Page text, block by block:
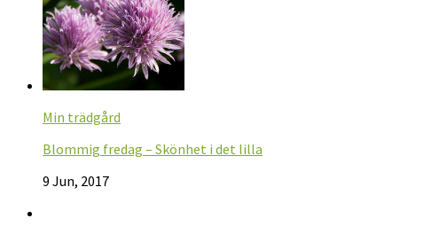
Min trädgård
Blommig fredag – Skönhet i det lilla
9 Jun, 2017